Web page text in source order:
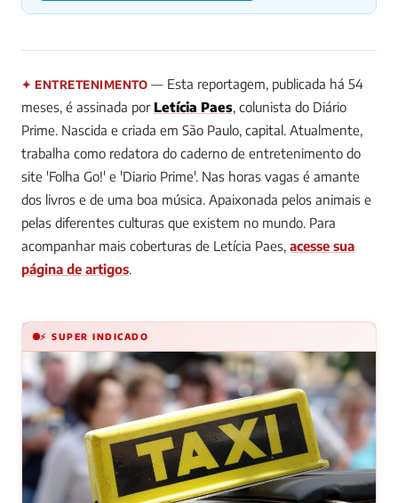
✦ ENTRETENIMENTO — Esta reportagem, publicada há 54
meses, é assinada por Letícia Paes, colunista do Diário
Prime. Nascida e criada em São Paulo, capital. Atualmente,
trabalha como redatora do caderno de entretenimento do
site 'Folha Go!' e 'Diario Prime'. Nas horas vagas é amante
dos livros e de uma boa música. Apaixonada pelos animais e
pelas diferentes culturas que existem no mundo. Para
acompanhar mais coberturas de Letícia Paes, acesse sua
página de artigos.
⚡ SUPER INDICADO